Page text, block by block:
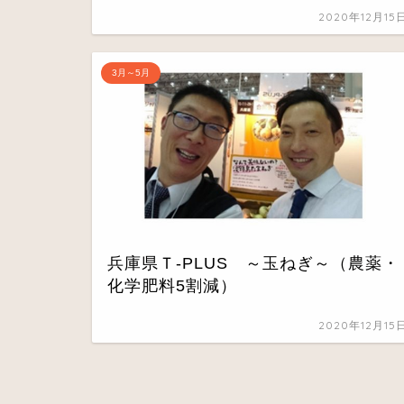
2020年12月15日
3月～5月
兵庫県Ｔ-PLUS ～玉ねぎ～（農薬・
化学肥料5割減）
2020年12月15日